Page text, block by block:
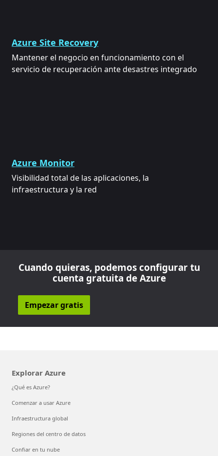
Azure Site Recovery
Mantener el negocio en funcionamiento con el
servicio de recuperación ante desastres integrado
Azure Monitor
Visibilidad total de las aplicaciones, la
infraestructura y la red
Cuando quieras, podemos configurar tu
cuenta gratuita de Azure
Empezar gratis
Explorar Azure
¿Qué es Azure?
Comenzar a usar Azure
Infraestructura global
Regiones del centro de datos
Confiar en tu nube